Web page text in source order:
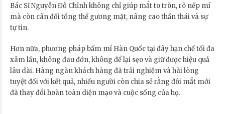
Bác Sĩ Nguyễn Đỗ Chỉnh không chỉ giúp mắt to tròn, rõ nếp mí
mà còn cân đối tổng thể gương mặt, nâng cao thần thái và sự
tự tin.
Hơn nữa, phương pháp bấm mí Hàn Quốc tại đây hạn chế tối đa
xâm lấn, không đau đớn, không để lại sẹo và giữ được hiệu quả
lâu dài. Hàng ngàn khách hàng đã trải nghiệm và hài lòng
tuyệt đối với kết quả, nhiều người còn chia sẻ rằng đôi mắt mới
đã thay đổi hoàn toàn diện mạo và cuộc sống của họ.